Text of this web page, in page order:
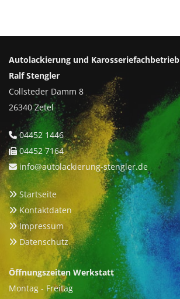
Autolackierung und Karosseriefachbetrieb
Ralf Stengler
Collsteder Damm 8
26340 Zetel
 04452 1446
04452 7164
 info@autolackierung-stengler.de
 Startseite
 Kontaktdaten
 Impressum
 Datenschutz
Öffnungszeiten Werkstatt
Montag - Freitag